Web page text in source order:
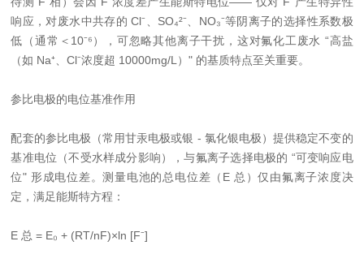
响应，对废水中共存的 Cl⁻、SO₄²⁻、NO₃⁻等阴离子的选择性系数极
低（通常＜10⁻⁶），可忽略其他离子干扰，这对氟化工废水 “高盐
（如 Na⁺、Cl⁻浓度超 10000mg/L）" 的基质特点至关重要。
参比电极的电位基准作用
配套的参比电极（常用甘汞电极或银 - 氯化银电极）提供稳定不变的
基准电位（不受水样成分影响），与氟离子选择电极的 “可变响应电
位" 形成电位差。测量电池的总电位差（E 总）仅由氟离子浓度决
定，满足能斯特方程：
E 总 = E₀ + (RT/nF)×ln [F⁻]